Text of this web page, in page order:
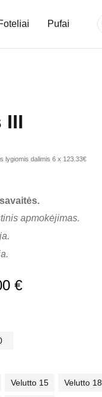
Pufai
III
lygiomis dalimis 6 x 123.33€
apmokėjimas.
€
Velutto 15 Velutto 18